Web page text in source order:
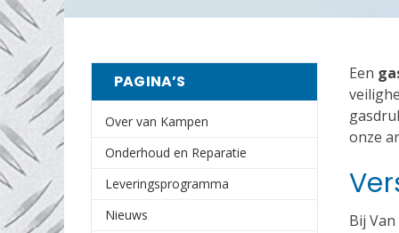
PAGINA’S
Over van Kampen
Onderhoud en Reparatie
Leveringsprogramma
Nieuws
Een
onze
Bij